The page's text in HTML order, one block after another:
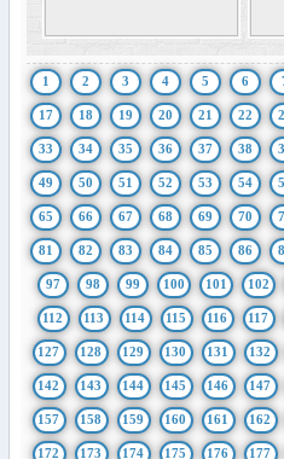
1 2 3 4 5 6
17 18 19 20 21 22
33 34 35 36 37 38
49 50 51 52 53 54
65 66 67 68 69 70
81 82 83 84 85 86
97 98 99 100 101 102
112 113 114 115 116 117
127 128 129 130 131 132
142 143 144 145 146 147
157 158 159 160 161 162
172 173 174 175 176 177